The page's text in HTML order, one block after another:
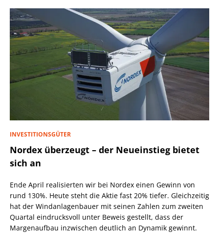
INVESTITIONSGÜTER
Nordex überzeugt – der Neueinstieg bietet
sich an
Ende April realisierten wir bei Nordex einen Gewinn von
rund 130%. Heute steht die Aktie fast 20% tiefer. Gleichzeitig
hat der Windanlagenbauer mit seinen Zahlen zum zweiten
Quartal eindrucksvoll unter Beweis gestellt, dass der
Margenaufbau inzwischen deutlich an Dynamik gewinnt.